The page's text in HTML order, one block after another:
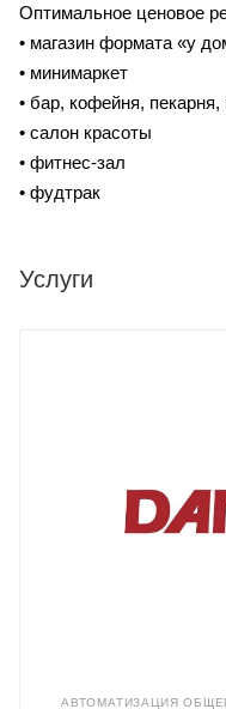
Оптимальное ценовое
• магазин формата «у
• минимаркет
• бар, кофейня,
• салон красоты
• фитнес-зал
• фудтрак
Услуги
АВТОМАТИЗАЦИЯ